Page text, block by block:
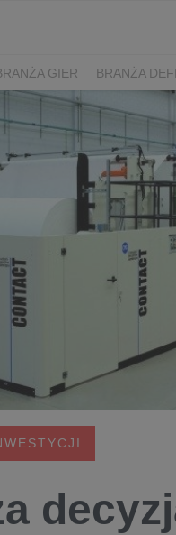
GIER BRANŻA